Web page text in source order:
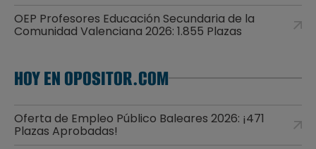
OEP Profesores Educación Secundaria de la
Comunidad Valenciana 2026: 1.855 Plazas
HOY EN OPOSITOR.COM
Oferta de Empleo Público Baleares 2026: ¡471
Plazas Aprobadas!